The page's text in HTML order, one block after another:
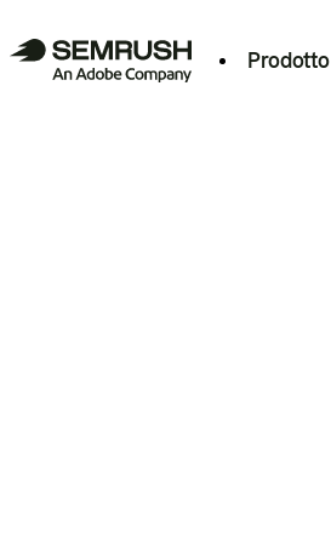
Prodotto